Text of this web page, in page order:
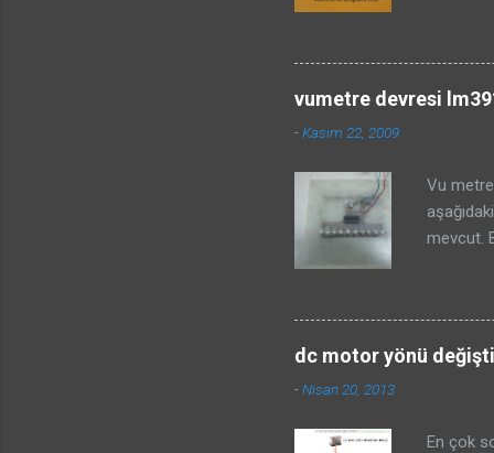
bir
şeması,
vumetre devresi
-Kasım 22, 2009
Vu metre
mevcut.
sinyalini
direnç
dc motor yönü
-Nisan 20, 2013
En çok